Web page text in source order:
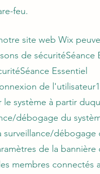
feu.
site web Wix
de sécuritéSéance
Essentiel
de
système à partir
débogage du
surveillance/débogage
de la bannière
membres connectés